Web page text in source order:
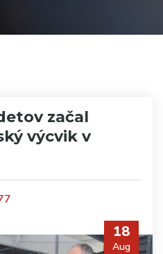
začal
výcvik v
18
Aug